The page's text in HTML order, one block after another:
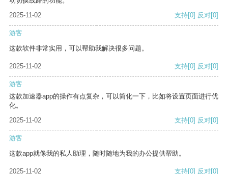
2025-11-02
支持[0] 反对[0]
游客
这款软件非常实用，可以帮助我解决很多问题。
2025-11-02 支持[0] 反对[0]
游客
这款加速器app的操作有点复杂，可以简化一下，比如将设置页面进行优
化。
2025-11-02
支持[0] 反对[0]
游客
这款app就像我的私人助理，随时随地为我的办公提供帮助。
2025-11-02 支持[0] 反对[0]